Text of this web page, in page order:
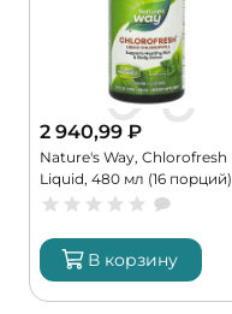
2 940,99 ₽
Nature's Way, Chlorofresh
Liquid, 480 мл (16 порций)
В корзину